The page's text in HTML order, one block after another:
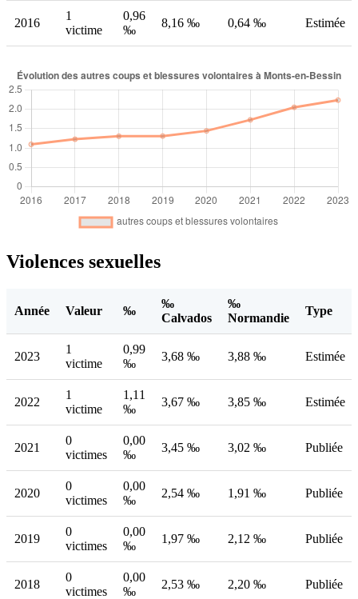
2016
1
victime
0,96
‰
8,16 ‰ 0,64 ‰ Estimée
Violences sexuelles
Année Valeur ‰
‰
Calvados
‰
Normandie
Type
2023
1
victime
0,99
‰
3,68 ‰ 3,88 ‰ Estimée
2022
1
victime
1,11
‰
3,67 ‰ 3,85 ‰ Estimée
2021
0
victimes
0,00
‰
3,45 ‰ 3,02 ‰ Publiée
2020
0
victimes
0,00
‰
2,54 ‰ 1,91 ‰ Publiée
2019
0
victimes
0,00
‰
1,97 ‰ 2,12 ‰ Publiée
2018
0
victimes
0,00
‰
2,53 ‰ 2,20 ‰ Publiée